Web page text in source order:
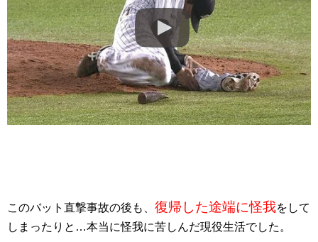
このバット直撃事故の後も、 復帰した途端に怪我をして
しまったりと…本当に怪我に苦しんだ現役生活でした。